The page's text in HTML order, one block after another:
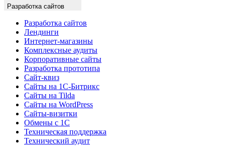
Разработка сайтов
Разработка сайтов
Лендинги
Интернет-магазины
Комплексные аудиты
Корпоративные сайты
Разработка прототипа
Сайт-квиз
Сайты на 1С-Битрикс
Сайты на Tilda
Сайты на WordPress
Сайты-визитки
Обмены с 1С
Техническая поддержка
Технический аудит